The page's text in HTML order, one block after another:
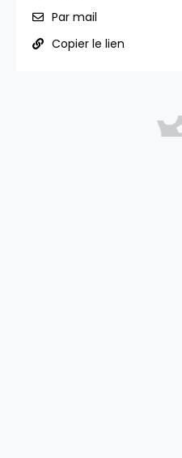
Par mail
Copier le lien